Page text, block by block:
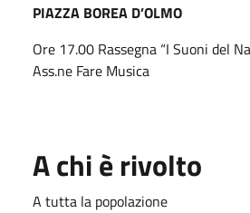
PIAZZA BOREA D’OLMO
Ore 17.00 Rassegna “I Suoni del
Ass.ne Fare Musica
A chi è rivolto
A tutta la popolazione